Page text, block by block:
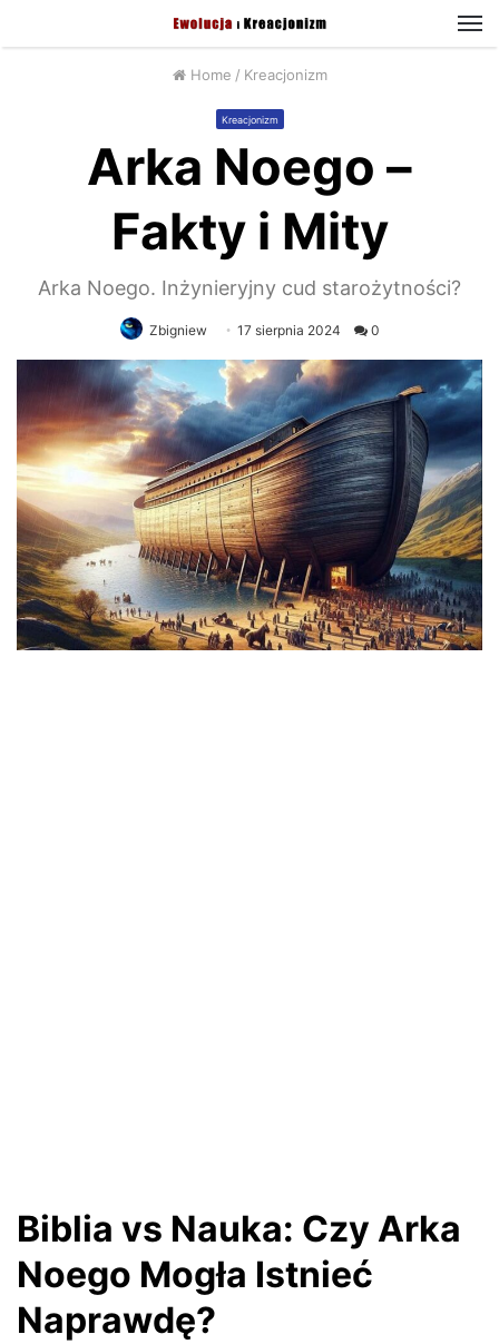
Home / Kreacjonizm
Kreacjonizm
Arka Noego –
Fakty i Mity
Arka Noego. Inżynieryjny cud starożytności?
Zbigniew 17 sierpnia 2024 0
Biblia vs Nauka: Czy Arka
Noego Mogła Istnieć
Naprawdę?